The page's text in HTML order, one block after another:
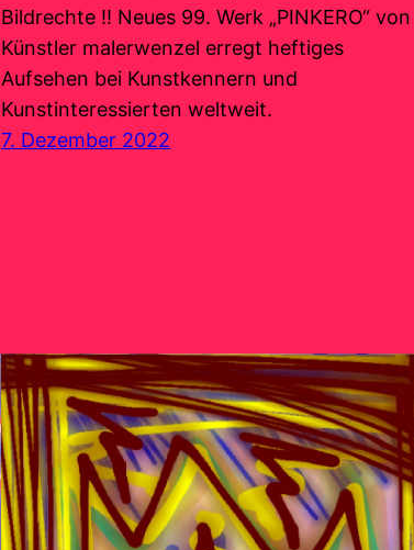
Bildrechte !! Neues 99. Werk „PINKERO“ von
Künstler malerwenzel erregt heftiges
Aufsehen bei Kunstkennern und
Kunstinteressierten weltweit.
7. Dezember 2022